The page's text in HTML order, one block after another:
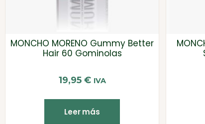
MONCHO MORENO Gummy Better
Hair 60 Gominolas
19,95 € IVA
Leer más